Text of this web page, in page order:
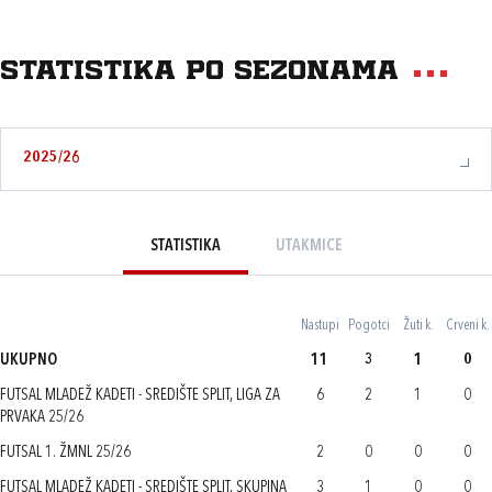
Statistika po sezonama
2025/26
STATISTIKA UTAKMICE
Nastupi Pogotci Žuti k. Crveni k.
UKUPNO 11 3 1 0
FUTSAL MLADEŽ KADETI - SREDIŠTE SPLIT, LIGA ZA
PRVAKA 25/26
6 2 1 0
FUTSAL 1. ŽMNL 25/26 2 0 0 0
FUTSAL MLADEŽ KADETI - SREDIŠTE SPLIT, SKUPINA 3 1 0 0